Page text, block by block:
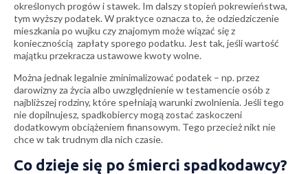
określonych progów i stawek. Im dalszy stopień pokrewieństwa,
tym wyższy podatek. W praktyce oznacza to, że odziedziczenie
mieszkania po wujku czy znajomym może wiązać się z
koniecznością zapłaty sporego podatku. Jest tak, jeśli wartość
majątku przekracza ustawowe kwoty wolne.
Można jednak legalnie zminimalizować podatek – np. przez
darowizny za życia albo uwzględnienie w testamencie osób z
najbliższej rodziny, które spełniają warunki zwolnienia. Jeśli tego
nie dopilnujesz, spadkobiercy mogą zostać zaskoczeni
dodatkowym obciążeniem finansowym. Tego przecież nikt nie
chce w tak trudnym dla nich czasie.
Co dzieje się po śmierci spadkodawcy?